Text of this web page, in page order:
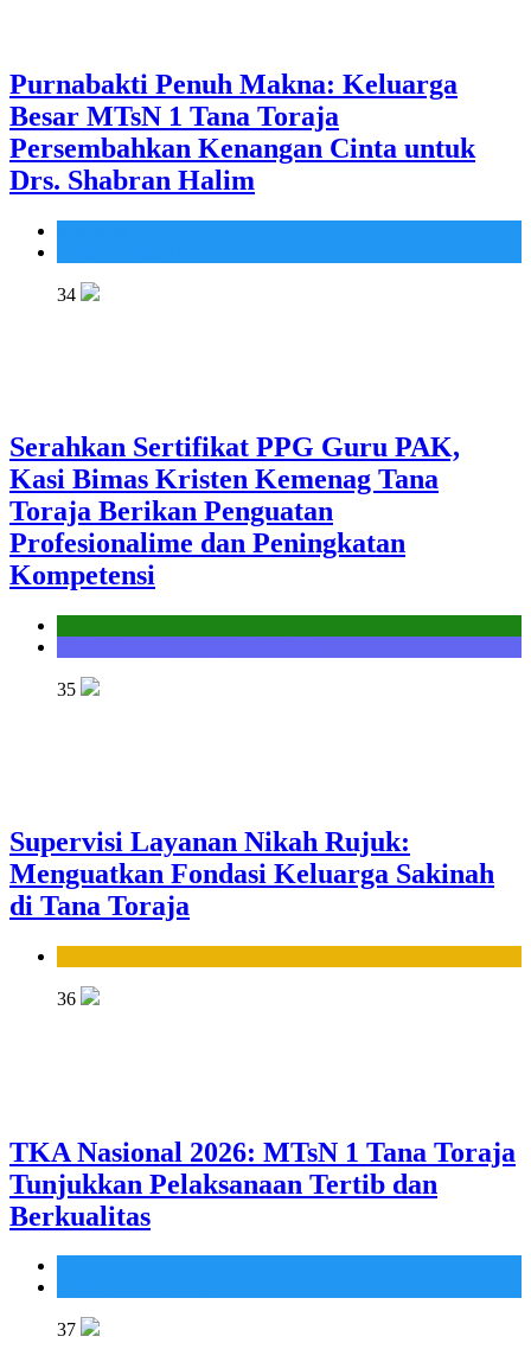
Purnabakti Penuh Makna: Keluarga
Besar MTsN 1 Tana Toraja
Persembahkan Kenangan Cinta untuk
Drs. Shabran Halim
34
Serahkan Sertifikat PPG Guru PAK,
Kasi Bimas Kristen Kemenag Tana
Toraja Berikan Penguatan
Profesionalime dan Peningkatan
Kompetensi
35
Supervisi Layanan Nikah Rujuk:
Menguatkan Fondasi Keluarga Sakinah
di Tana Toraja
36
TKA Nasional 2026: MTsN 1 Tana Toraja
Tunjukkan Pelaksanaan Tertib dan
Berkualitas
37